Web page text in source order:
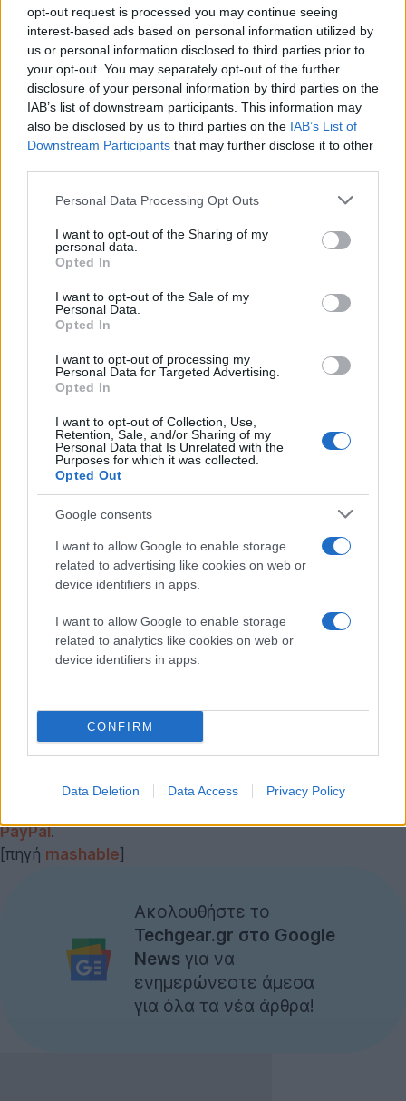
opt-out request is processed you may continue seeing
interest-based ads based on personal information utilized by
us or personal information disclosed to third parties prior to
your opt-out. You may separately opt-out of the further
disclosure of your personal information by third parties on the
IAB’s list of downstream participants. This information may
also be disclosed by us to third parties on the IAB’s List of
Downstream Participants that may further disclose it to other
Please note that this website/app uses one or more Google
not limited to your visit or usage behaviour. You may click to
grant or deny consent to Google and its third-party tags to
use your data for below specified purposes in below Google
consent section.
Personal Data Processing Opt Outs
I want to opt-out of the Sharing of my
personal data.
Opted In
I want to opt-out of the Sale of my
Personal Data.
Opted In
I want to opt-out of processing my
Personal Data for Targeted Advertising.
Opted In
I want to opt-out of Collection, Use,
Retention, Sale, and/or Sharing of my
Personal Data that Is Unrelated with the
Purposes for which it was collected.
Opted Out
Google consents
I want to allow Google to enable storage
related to advertising like cookies on web or
device identifiers in apps.
I want to allow Google to enable storage
related to analytics like cookies on web or
device identifiers in apps.
CONFIRM
Data Deletion Data Access Privacy Policy
Το OneID κάνει χρήση προηγμένης ασύμμετρης
χρήστη μέσα από πολλαπλές ηλεκτρονικές συσκευές
(υπολογιστή, κινητό τηλέφωνο,
αυτές συνεργάζονται για την προστασία των
προσωπικών του δεδομένων.
Στην πράξη, το OneID απαιτεί δύο συσκευές: τη
λεγόμενη ενεργή συσκευή, δηλαδή αυτή που
χρησιμοποιεί ο χρήστης για να πραγματοποιήσει το
login (έστω τον υπολογιστή του) και μια δεύτερη
συσκευή της επιλογής του, όπως για παράδειγμα το
Για να εισέλθει σε μία ιστοσελίδα ή να
OneID και ο υπολογιστής αποστέλλει επαλήθευση στο
τηλέφωνο του. Από εκεί ο χρήστης επαληθεύει την
ταυτότητα του ή σε περίπτωση που δεν έχει κοντά
Ο δημιουργός του OneID, Steve Kirsch, δηλώνει ότι
πρόκειται για ένα μοντέλο που θα μας απασχολήσει
πολύ μελλοντικά ενώ δεν αποκλείεται να εξαλλείψει
PayPal.
[πηγή mashable]
Ακολουθήστε το
Techgear.gr στο Google
News για να
ενημερώνεστε άμεσα
για όλα τα νέα άρθρα!